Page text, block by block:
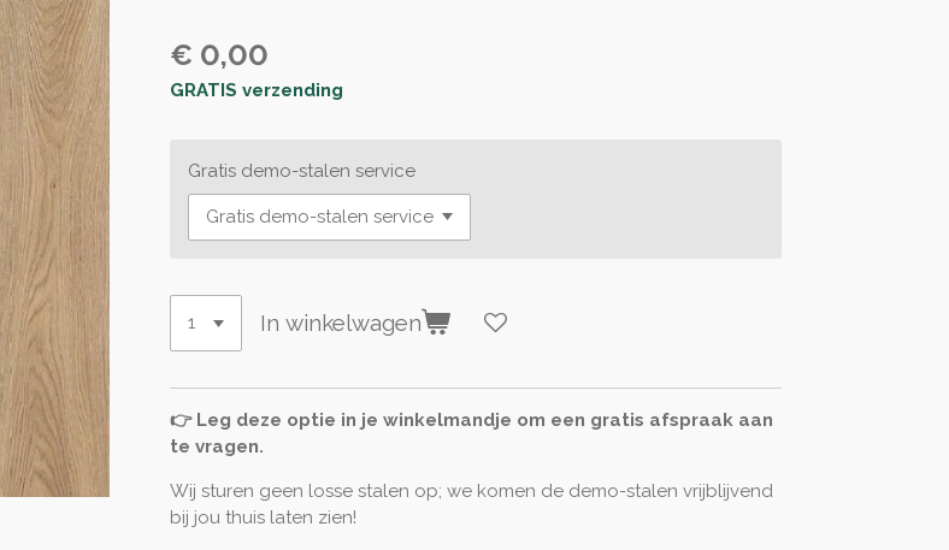
€ 0,00
GRATIS verzending
Gratis demo-stalen service
In winkelwagen
👉 Leg deze optie in je winkelmandje om een gratis afspraak aan
te vragen.
Wij sturen geen losse stalen op; we komen de demo-stalen vrijblijvend
bij jou thuis laten zien!